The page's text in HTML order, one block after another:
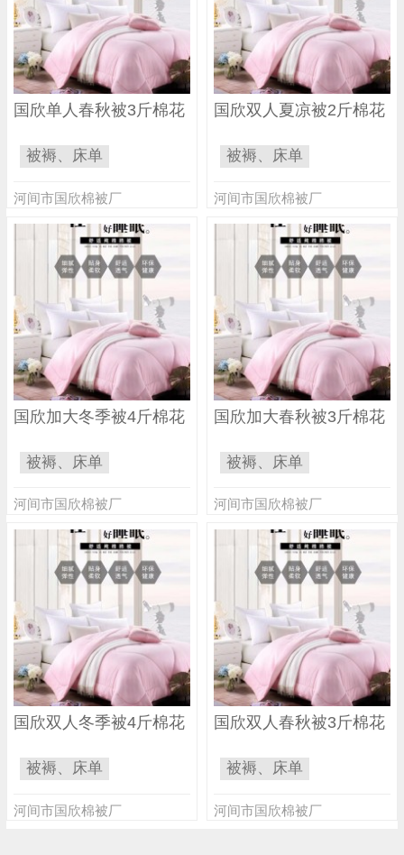
国欣单人春秋被3斤棉花
被褥、床单
河间市国欣棉被厂
国欣双人夏凉被2斤棉花
被褥、床单
河间市国欣棉被厂
国欣加大冬季被4斤棉花
被褥、床单
河间市国欣棉被厂
国欣加大春秋被3斤棉花
被褥、床单
河间市国欣棉被厂
国欣双人冬季被4斤棉花
被褥、床单
河间市国欣棉被厂
国欣双人春秋被3斤棉花
被褥、床单
河间市国欣棉被厂